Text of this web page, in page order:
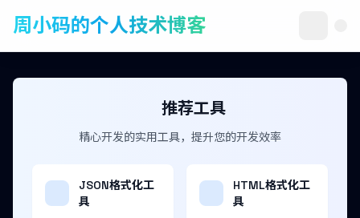
周小码的个人技术博客
推荐工具
精心开发的实用工具，提升您的开发效率
JSON格式化工
具
HTML格式化工
具